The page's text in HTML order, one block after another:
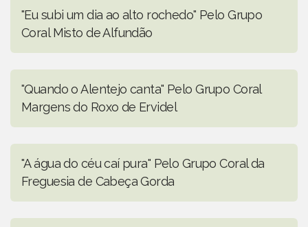
"Eu subi um dia ao alto rochedo" Pelo Grupo
Coral Misto de Alfundão
"Quando o Alentejo canta" Pelo Grupo Coral
Margens do Roxo de Ervidel
"A água do céu caí pura" Pelo Grupo Coral da
Freguesia de Cabeça Gorda